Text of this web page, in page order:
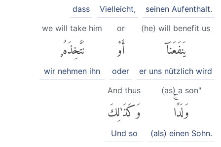
seinen Aufenthalt.
Vielleicht,
dass
(he) will benefit us
يَنفَعَنَآ
er uns nützlich wird
or
أَوْ
oder
we will take him
نَتَّخِذَهُۥ
wir nehmen ihn
(as) a son"
وَلَدًاۚ
(als) einen Sohn.
And thus
وَكَذَٰلِكَ
Und so